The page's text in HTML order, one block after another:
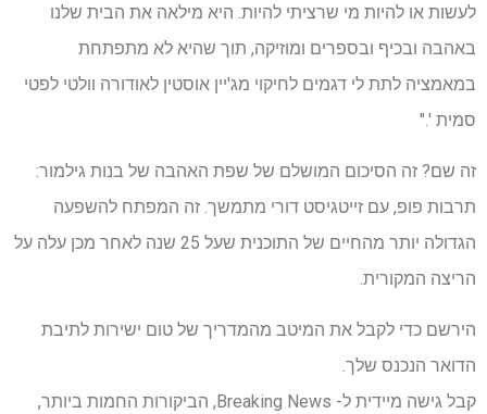
לעשות או להיות מי שרציתי להיות. היא מילאה את הבית שלנו
באהבה ובכיף ובספרים ומוזיקה, תוך שהיא לא מתפתחת
במאמציה לתת לי דגמים לחיקוי מג'יין אוסטין לאודורה וולטי לפטי
סמית '."
זה שם? זה הסיכום המושלם של שפת האהבה של בנות גילמור:
תרבות פופ, עם זייטגיסט דורי מתמשך. זה המפתח להשפעה
הגדולה יותר מהחיים של התוכנית שעל 25 שנה לאחר מכן עלה על
הריצה המקורית.
הירשם כדי לקבל את המיטב מהמדריך של טום ישירות לתיבת
הדואר הנכנס שלך.
קבל גישה מיידית ל- Breaking News, הביקורות החמות ביותר,